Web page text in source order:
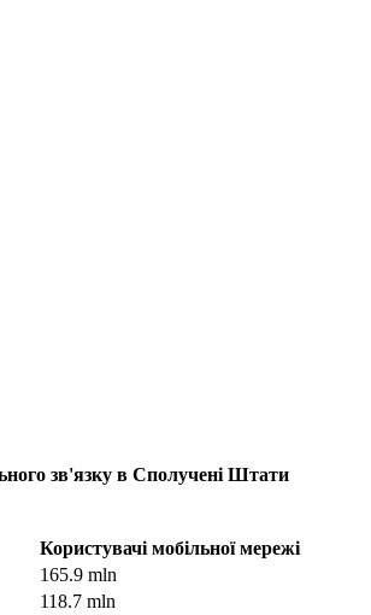
зв'язку в Сполучені Штати
Користувачі мобільної мережі
165.9 mln
118.7 mln